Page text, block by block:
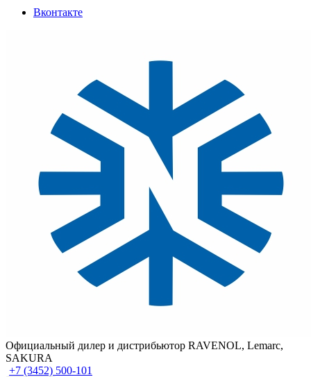
Вконтакте
Официальный дилер и дистрибьютор RAVENOL, Lemarc,
SAKURA
+7 (3452) 500-101